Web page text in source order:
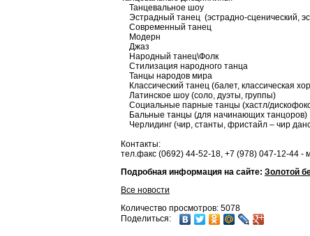
Танцевальное шоу
Эстрадный танец (эстрадно-сценический,
Современный танец
Модерн
Джаз
Народный танец\Фолк
Стилизация народного танца
Танцы народов мира
Классический танец (балет, классическая
Латинское шоу (соло, дуэты, группы)
Социальные парные танцы (хастл/
Бальные танцы (для начинающих танцоров)
Черлидинг (чир, станты, фристайл – чир
Контакты:
тел.факс (0692) 44-52-18, +7 (978) 047-12-44
Подробная информация на сайте: Золотой
Все новости
Количество просмотров: 5078
Поделиться: